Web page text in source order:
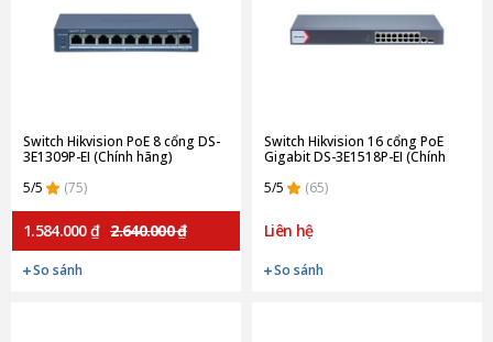
Switch Hikvision PoE 8 cổng DS-
3E1309P-EI (Chính hãng)
5/5
(75)
1.584.000 ₫ 2.640.000 ₫
So sánh
Switch Hikvision 16 cổng PoE
Gigabit DS-3E1518P-EI (Chính
5/5
(65)
Liên hệ
So sánh